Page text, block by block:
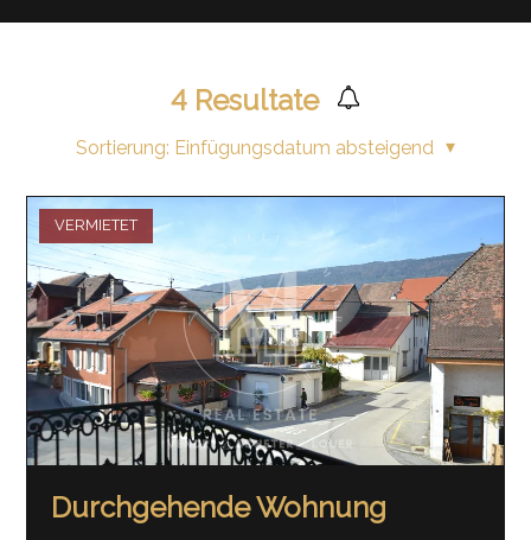
4 Resultate
Sortierung: Einfügungsdatum absteigend
VERMIETET
Durchgehende Wohnung